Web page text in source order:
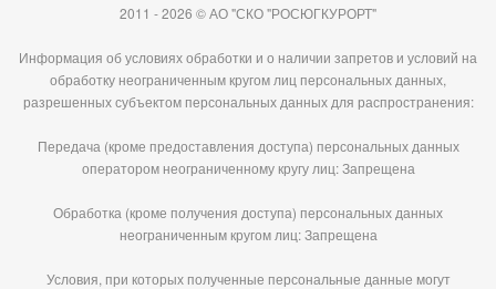
2011 - 2026 © АО "СКО "РОСЮГКУРОРТ"
Информация об условиях обработки и о наличии запретов и условий на
обработку неограниченным кругом лиц персональных данных,
разрешенных субъектом персональных данных для распространения:
Передача (кроме предоставления доступа) персональных данных
оператором неограниченному кругу лиц: Запрещена
Обработка (кроме получения доступа) персональных данных
неограниченным кругом лиц: Запрещена
Условия, при которых полученные персональные данные могут